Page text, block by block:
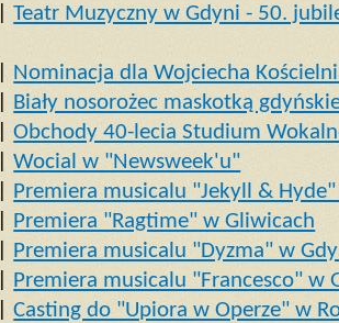
|Teatr Muzyczny w Gdyni - 50.
Nominacja dla Wojciecha
Biały nosorożec maskotką
|Obchody 40-lecia Studium
|Wocial w "Newsweek'u"
Premiera musicalu "Jekyll &
Premiera "Ragtime" w Gliwicach
Premiera musicalu "Dyzma" w
Premiera musicalu "Francesco" w
|Casting do "Upiora w Operze" w